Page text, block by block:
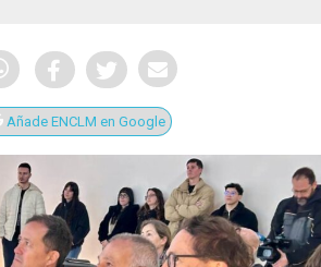
Añade ENCLM en Google